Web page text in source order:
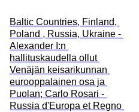
Baltic Countries, Finland,
Poland , Russia, Ukraine -
Alexander I:n
hallituskaudella ollut
Venäjän keisarikunnan
eurooppalainen osa ja
Puolan; Carlo Rosari -
Russia d'Europa et Regno